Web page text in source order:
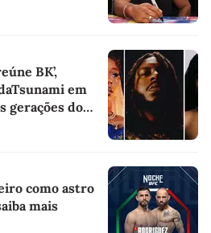
BK’,
em
gerações do
como astro
mais